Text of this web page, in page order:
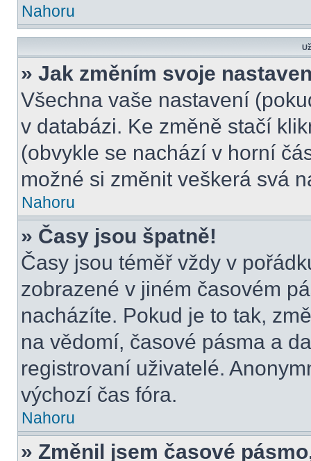
Nahoru
» Jak změním svoje
Všechna vaše nastavení
v databázi. Ke změně stačí
(obvykle se nachází v horní
možné si změnit veškerá svá
Nahoru
» Časy jsou špatně!
Časy jsou téměř vždy v
zobrazené v jiném časovém
nacházíte. Pokud je to tak,
na vědomí, časové pásma a
registrovaní uživatelé.
výchozí čas fóra.
Nahoru
» Změnil jsem časové